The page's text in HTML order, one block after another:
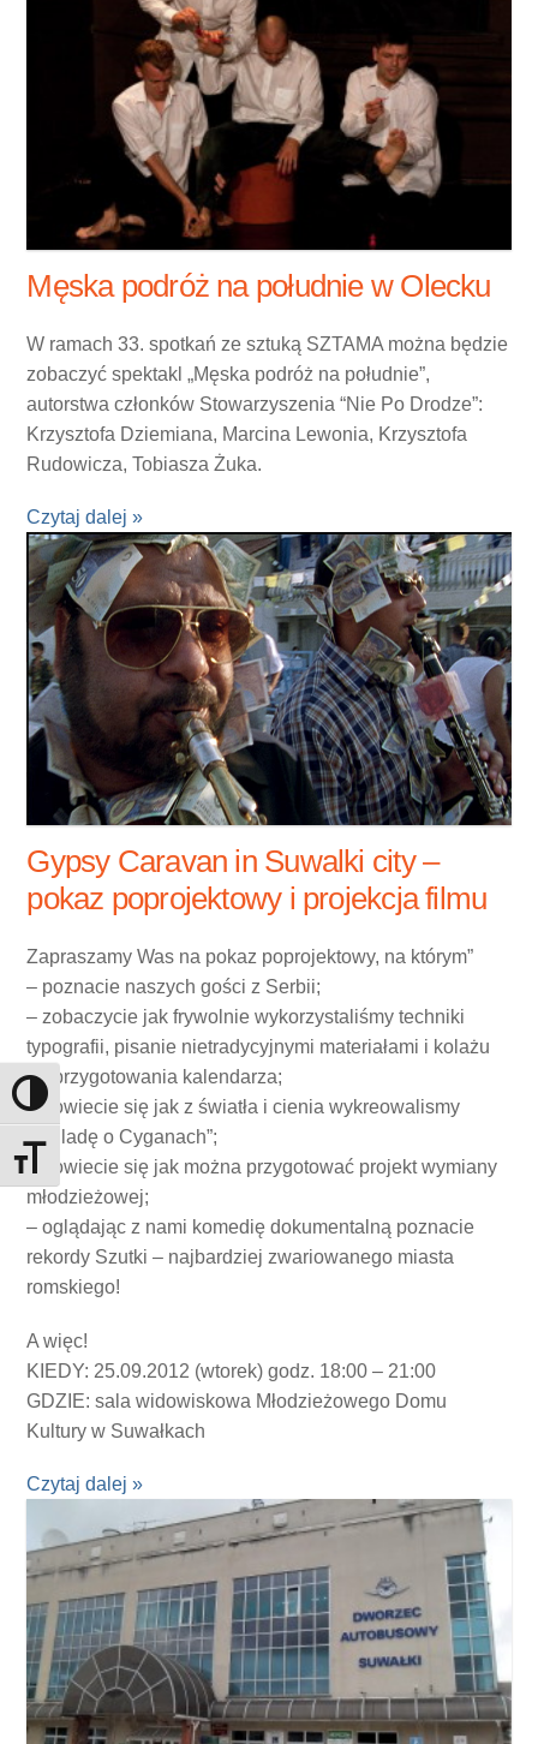
Toggle High Contrast
Toggle Font size
Męska podróż na południe w Olecku
W ramach 33. spotkań ze sztuką SZTAMA można będzie
zobaczyć spektakl „Męska podróż na południe”,
autorstwa członków Stowarzyszenia “Nie Po Drodze”:
Krzysztofa Dziemiana, Marcina Lewonia, Krzysztofa
Rudowicza, Tobiasza Żuka.
Czytaj dalej »
Gypsy Caravan in Suwalki city –
pokaz poprojektowy i projekcja filmu
Zapraszamy Was na pokaz poprojektowy, na którym”
– poznacie naszych gości z Serbii;
– zobaczycie jak frywolnie wykorzystaliśmy techniki
typografii, pisanie nietradycyjnymi materiałami i kolażu
do przygotowania kalendarza;
– dowiecie się jak z światła i cienia wykreowalismy
„Balladę o Cyganach”;
– dowiecie się jak można przygotować projekt wymiany
młodzieżowej;
– oglądając z nami komedię dokumentalną poznacie
rekordy Szutki – najbardziej zwariowanego miasta
romskiego!
A więc!
KIEDY: 25.09.2012 (wtorek) godz. 18:00 – 21:00
GDZIE: sala widowiskowa Młodzieżowego Domu
Kultury w Suwałkach
Czytaj dalej »